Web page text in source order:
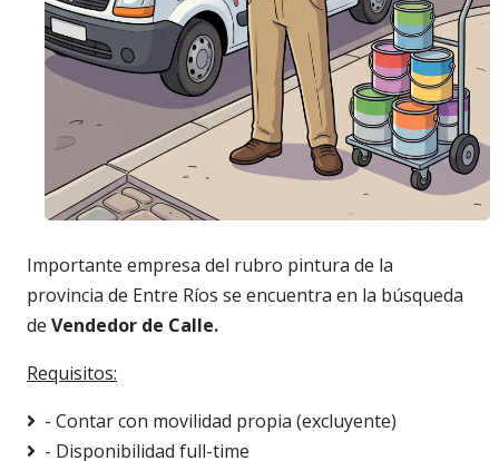
Importante empresa del rubro pintura de la
provincia de Entre Ríos se encuentra en la búsqueda
de Vendedor de Calle.
Requisitos:
- Contar con movilidad propia (excluyente)
- Disponibilidad full-time